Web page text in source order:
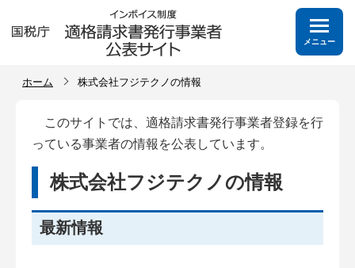
メニュー
ホーム 株式会社フジテクノの情報
このサイトでは、適格請求書発行事業者登録を行
っている事業者の情報を公表しています。
株式会社フジテクノの情報
最新情報